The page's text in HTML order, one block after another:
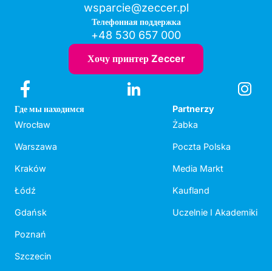
wsparcie@zeccer.pl
Телефонная поддержка
+48 530 657 000
Хочу принтер Zeccer
Где мы находимся
Wrocław
Warszawa
Kraków
Łódź
Gdańsk
Poznań
Szczecin
Partnerzy
Żabka
Poczta Polska
Media Markt
Kaufland
Uczelnie I Akademiki